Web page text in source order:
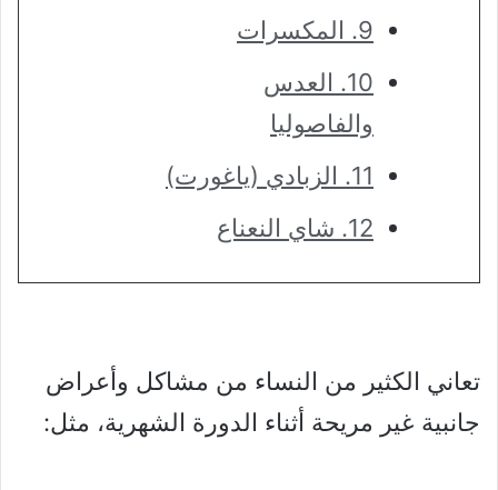
9. المكسرات
10. العدس
والفاصوليا
11. الزبادي (ياغورت)
12. شاي النعناع
تعاني الكثير من النساء من مشاكل وأعراض
جانبية غير مريحة أثناء الدورة الشهرية، مثل: